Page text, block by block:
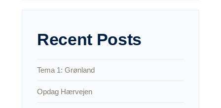
Recent Posts
Tema 1: Grønland
Opdag Hærvejen